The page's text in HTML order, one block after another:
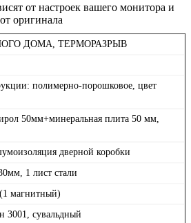
от настроек вашего монитора и
оригинала
ДОМА, ТЕРМОРАЗРЫВ
полимерно-порошковое, цвет
50мм+минеральная плита 50 мм,
дверной коробки
1 лист стали
магнитный)
3001, сувальдный